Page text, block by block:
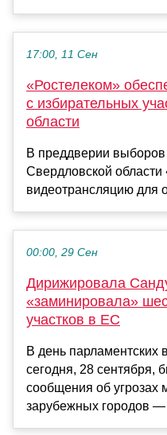
17:00, 11 Сен
«Ростелеком»
с избирательных
области
В преддверии выборов
Свердловской области
видеотрансляцию для
00:00, 29 Сен
Дирижировала
«заминировала»
участков в ЕС
В день
сегодня, 28 сентября,
сообщения об угрозах
зарубежных городов